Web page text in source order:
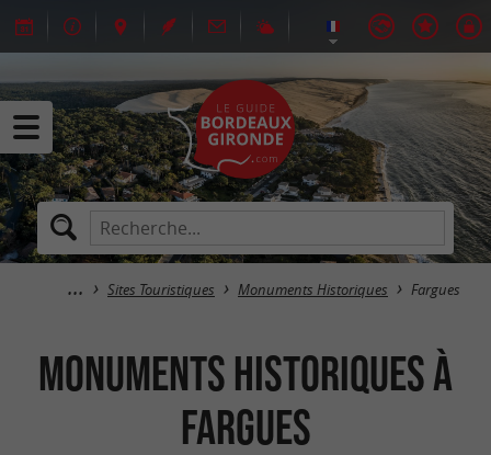
Sites Touristiques Monuments Historiques Fargues
Monuments Historiques à
Fargues